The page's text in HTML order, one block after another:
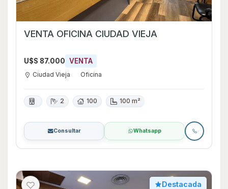
VENTA OFICINA CIUDAD VIEJA
U$S 87.000 VENTA
Ciudad Vieja Oficina
2 100 100 m²
Consultar Whatsapp
Destacada